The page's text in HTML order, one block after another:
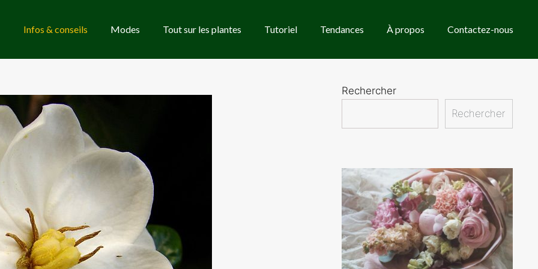
Infos & conseils Modes Tout sur les plantes Tutoriel Tendances À propos Contactez-nous
Rechercher
Rechercher